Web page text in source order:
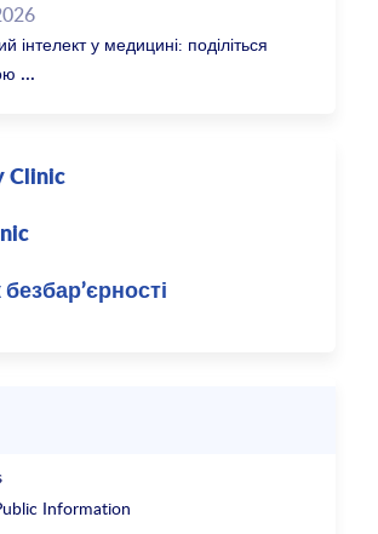
інтелект у медицині: поділіться
Clinic
Information